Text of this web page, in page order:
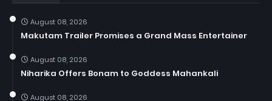
August 08, 2026
Makutam Trailer Promises a Grand Mass Entertainer
August 08, 2026
Niharika Offers Bonam to Goddess Mahankali
August 08, 2026